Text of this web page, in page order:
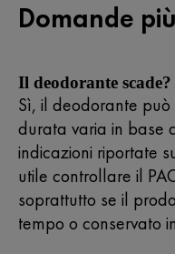
Domande
Il deodorante scade?
Sì, il deodorante
durata varia in base
indicazioni riportate
utile controllare il
soprattutto se il
tempo o conservato